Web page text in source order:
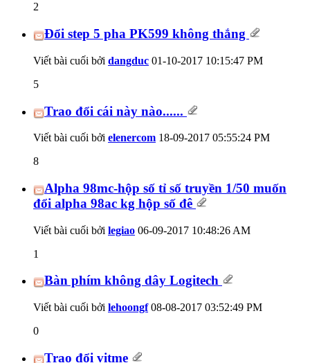
2
Đổi step 5 pha PK599 không thắng
Viết bài cuối bởi dangduc 01-10-2017 10:15:47 PM
5
Trao đổi cái này nào......
Viết bài cuối bởi elenercom 18-09-2017 05:55:24 PM
8
Alpha 98mc-hộp số tỉ số truyền 1/50 muốn
đổi alpha 98ac kg hộp số đê
Viết bài cuối bởi legiao 06-09-2017 10:48:26 AM
1
Bàn phím không dây Logitech
Viết bài cuối bởi lehoongf08-08-2017 03:52:49 PM
0
Trao đổi vitme